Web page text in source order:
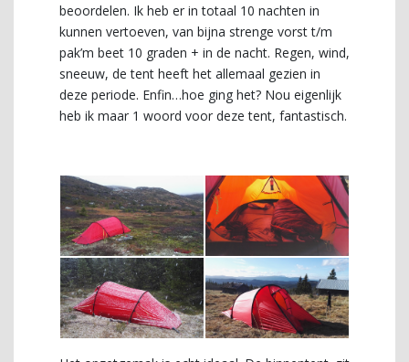
beoordelen. Ik heb er in totaal 10 nachten in
kunnen vertoeven, van bijna strenge vorst t/m
pak’m beet 10 graden + in de nacht. Regen, wind,
sneeuw, de tent heeft het allemaal gezien in
deze periode. Enfin…hoe ging het? Nou eigenlijk
heb ik maar 1 woord voor deze tent, fantastisch.